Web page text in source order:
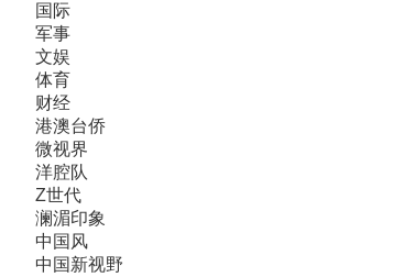
国际
军事
文娱
体育
财经
港澳台侨
微视界
洋腔队
Z世代
澜湄印象
中国风
中国新视野